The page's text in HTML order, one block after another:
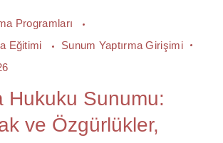
Programları
Eğitimi
Sunum Yaptırma Girişimi
Hukuku Sunumu:
ve Özgürlükler,